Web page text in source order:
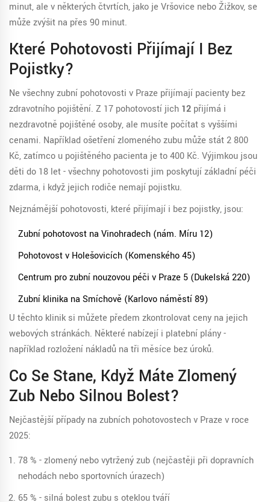
minut, ale v některých čtvrtích, jako je Vršovice nebo Žižkov, se
může zvýšit na přes 90 minut.
Které Pohotovosti Přijímají I Bez
Pojistky?
Ne všechny zubní pohotovosti v Praze přijímají pacienty bez
zdravotního pojištění. Z 17 pohotovostí jich 12 přijímá i
nezdravotně pojištěné osoby, ale musíte počítat s vyššími
cenami. Například ošetření zlomeného zubu může stát 2 800
Kč, zatímco u pojištěného pacienta je to 400 Kč. Výjimkou jsou
děti do 18 let - všechny pohotovosti jim poskytují základní péči
zdarma, i když jejich rodiče nemají pojistku.
Nejznámější pohotovosti, které přijímají i bez pojistky, jsou:
Zubní pohotovost na Vinohradech (nám. Míru 12)
Pohotovost v Holešovicích (Komenského 45)
Centrum pro zubní nouzovou péči v Praze 5 (Dukelská 220)
Zubní klinika na Smíchově (Karlovo náměstí 89)
U těchto klinik si můžete předem zkontrolovat ceny na jejich
webových stránkách. Některé nabízejí i platební plány -
například rozložení nákladů na tři měsíce bez úroků.
Co Se Stane, Když Máte Zlomený
Zub Nebo Silnou Bolest?
Nejčastější případy na zubních pohotovostech v Praze v roce
2025:
78 % - zlomený nebo vytržený zub (nejčastěji při dopravních
nehodách nebo sportovních úrazech)
65 % - silná bolest zubu s oteklou tváří